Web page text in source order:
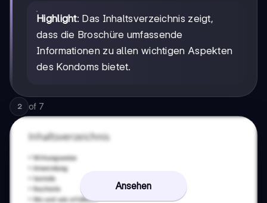
Highlight: Das Inhaltsverzeichnis zeigt,
dass die Broschüre umfassende
Informationen zu allen wichtigen Aspekten
des Kondoms bietet.
2 of 7
Ansehen